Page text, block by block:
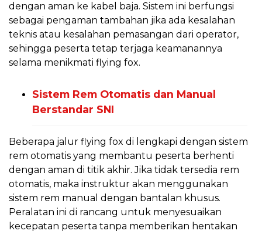
dengan aman ke kabel baja. Sistem ini berfungsi
sebagai pengaman tambahan jika ada kesalahan
teknis atau kesalahan pemasangan dari operator,
sehingga peserta tetap terjaga keamanannya
selama menikmati flying fox.
Sistem Rem Otomatis dan Manual
Berstandar SNI
Beberapa jalur flying fox di lengkapi dengan sistem
rem otomatis yang membantu peserta berhenti
dengan aman di titik akhir. Jika tidak tersedia rem
otomatis, maka instruktur akan menggunakan
sistem rem manual dengan bantalan khusus.
Peralatan ini di rancang untuk menyesuaikan
kecepatan peserta tanpa memberikan hentakan